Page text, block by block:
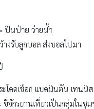
ปีนป่าย ว่ายน้ำ
างรับลูกบอล ส่งบอลไปมา
ะโดดเชือก แบดมินตัน เทนนิส
ขี่จักรยานเที่ยวเป็นกลุ่มในชุ